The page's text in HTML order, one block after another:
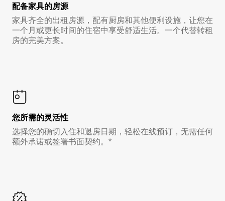
配备家具的房源
家具齐全的出租房源，配有厨房和其他便利设施，让您在
一个月或更长时间的住宿中享受舒适生活。一个代替转租
房的完美方案。
您所需的灵活性
选择您的确切入住和退房日期，轻松在线预订，无需任何
额外承诺或签署书面契约。*